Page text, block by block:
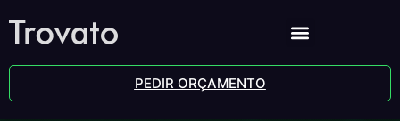
PEDIR ORÇAMENTO